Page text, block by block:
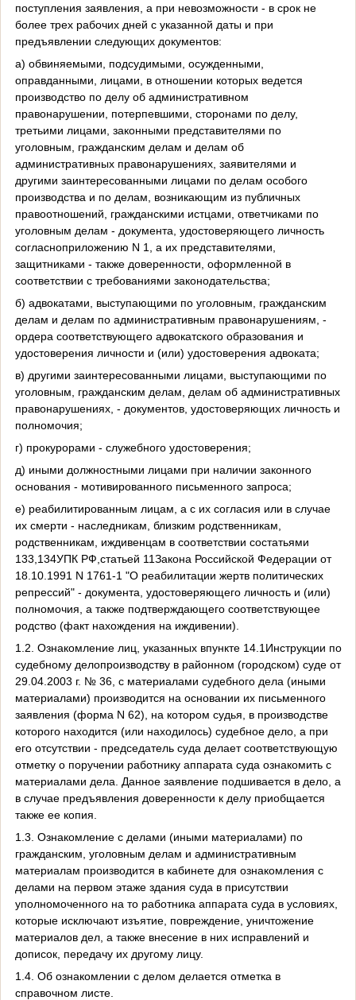
поступления заявления, а при невозможности - в срок не
более трех рабочих дней с указанной даты и при
предъявлении следующих документов:
а) обвиняемыми, подсудимыми, осужденными,
оправданными, лицами, в отношении которых ведется
производство по делу об административном
правонарушении, потерпевшими, сторонами по делу,
третьими лицами, законными представителями по
уголовным, гражданским делам и делам об
административных правонарушениях, заявителями и
другими заинтересованными лицами по делам особого
производства и по делам, возникающим из публичных
правоотношений, гражданскими истцами, ответчиками по
уголовным делам - документа, удостоверяющего личность
согласноприложению N 1, а их представителями,
защитниками - также доверенности, оформленной в
соответствии с требованиями законодательства;
б) адвокатами, выступающими по уголовным, гражданским
делам и делам по административным правонарушениям, -
ордера соответствующего адвокатского образования и
удостоверения личности и (или) удостоверения адвоката;
в) другими заинтересованными лицами, выступающими по
уголовным, гражданским делам, делам об административных
правонарушениях, - документов, удостоверяющих личность и
полномочия;
г) прокурорами - служебного удостоверения;
д) иными должностными лицами при наличии законного
основания - мотивированного письменного запроса;
е) реабилитированным лицам, а с их согласия или в случае
их смерти - наследникам, близким родственникам,
родственникам, иждивенцам в соответствии состатьями
133,134УПК РФ,статьей 11Закона Российской Федерации от
18.10.1991 N 1761-1 "О реабилитации жертв политических
репрессий" - документа, удостоверяющего личность и (или)
полномочия, а также подтверждающего соответствующее
родство (факт нахождения на иждивении).
1.2. Ознакомление лиц, указанных впункте 14.1Инструкции по
судебному делопроизводству в районном (городском) суде от
29.04.2003 г. № 36, с материалами судебного дела (иными
материалами) производится на основании их письменного
заявления (форма N 62), на котором судья, в производстве
которого находится (или находилось) судебное дело, а при
его отсутствии - председатель суда делает соответствующую
отметку о поручении работнику аппарата суда ознакомить с
материалами дела. Данное заявление подшивается в дело, а
в случае предъявления доверенности к делу приобщается
также ее копия.
1.3. Ознакомление с делами (иными материалами) по
гражданским, уголовным делам и административным
материалам производится в кабинете для ознакомления с
делами на первом этаже здания суда в присутствии
уполномоченного на то работника аппарата суда в условиях,
которые исключают изъятие, повреждение, уничтожение
материалов дел, а также внесение в них исправлений и
дописок, передачу их другому лицу.
1.4. Об ознакомлении с делом делается отметка в
справочном листе.